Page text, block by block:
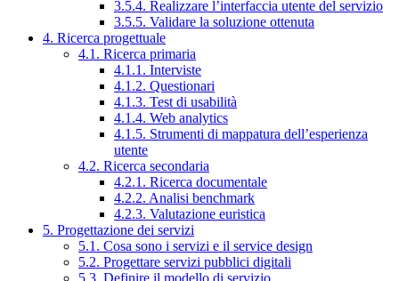
3.5.4. Realizzare l’interfaccia utente del servizio
3.5.5. Validare la soluzione ottenuta
4. Ricerca progettuale
4.1. Ricerca primaria
4.1.1. Interviste
4.1.2. Questionari
4.1.3. Test di usabilità
4.1.4. Web analytics
4.1.5. Strumenti di mappatura dell’esperienza
utente
4.2. Ricerca secondaria
4.2.1. Ricerca documentale
4.2.2. Analisi benchmark
4.2.3. Valutazione euristica
5. Progettazione dei servizi
5.1. Cosa sono i servizi e il service design
5.2. Progettare servizi pubblici digitali
5.3. Definire il modello di servizio